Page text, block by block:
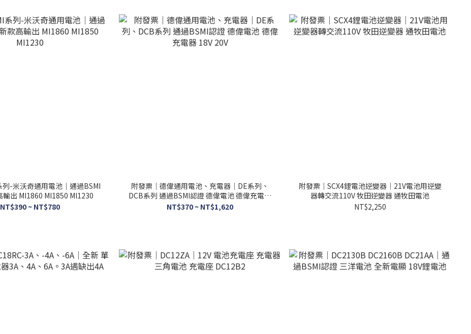
列-米沃奇通用電池｜通過BSMI
輸出 MI1860 MI1850 MI1230
NT$390 ~ NT$780
附發票｜德偉通用電池、充電器｜DE系列、
DCB系列 通過BSMI認證 德偉電池 德偉充電器
18V 20V
NT$370 ~ NT$1,620
附發票｜SCX4鋰電池逆變器｜21V電池用逆變
器轉交流110V 牧田逆變器 通牧田電池
NT$2,250